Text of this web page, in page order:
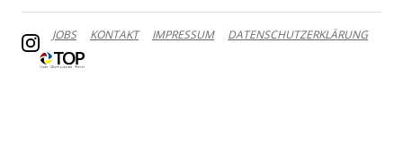
JOBS KONTAKT IMPRESSUM DATENSCHUTZERKLÄRUNG